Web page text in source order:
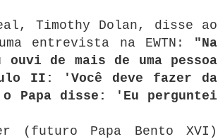
Timothy Dolan, disse ao
entrevista na EWTN: "Na
de mais de uma pessoa
II: 'Você deve fazer da
Papa disse: 'Eu perguntei
(futuro Papa Bento XVI)